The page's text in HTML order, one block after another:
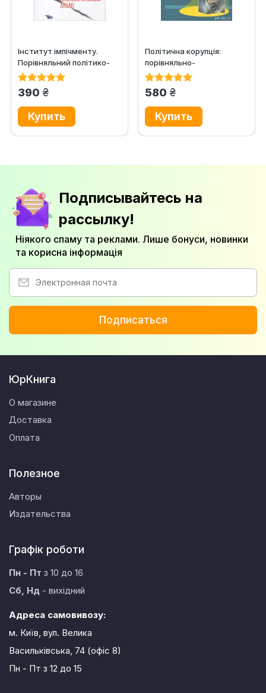
Інститут імпічменту.
Порівняльний політико-
правовий аналіз
390 грн.
Політична корупція:
порівняльно-
політологічна
580 грн.
Подписывайтесь на
рассылку!
Ніякого спаму та реклами. Лише бонуси, новинки
та корисна інформація
Подписаться
ЮрКнига
О магазине
Доставка
Оплата
Полезное
Авторы
Издательства
Графік роботи
Пн - Пт з 10 до 16
Сб, Нд - вихідний
Адреса самовивозу:
м. Київ, вул. Велика
Васильківська, 74 (офіс 8)
Пн - Пт з 12 до 15